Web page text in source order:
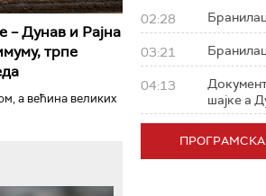
– Дунав и Рајна
трпе
а већина великих
02:28
03:21
04:13
шајке а